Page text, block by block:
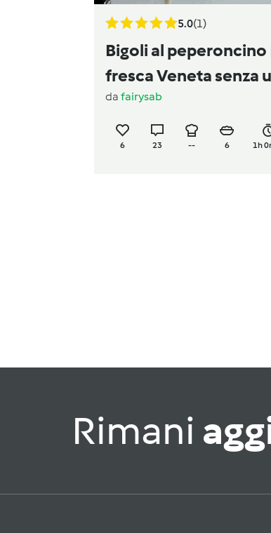
5.0(1)
Bigoli al peperoncino
fresca Veneta senza
da fairysab
6 23 -- 6 1h
Rimani